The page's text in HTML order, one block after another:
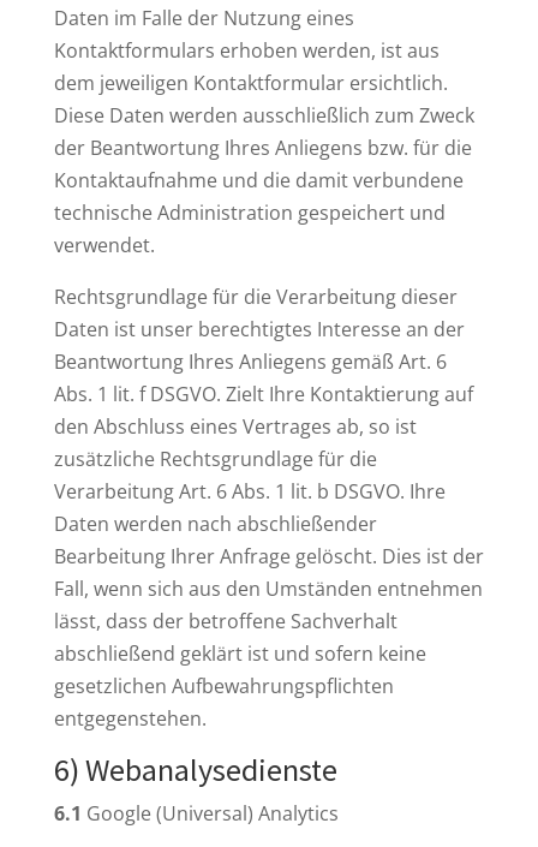
Daten im Falle der Nutzung eines
Kontaktformulars erhoben werden, ist aus
dem jeweiligen Kontaktformular ersichtlich.
Diese Daten werden ausschließlich zum Zweck
der Beantwortung Ihres Anliegens bzw. für die
Kontaktaufnahme und die damit verbundene
technische Administration gespeichert und
verwendet.
Rechtsgrundlage für die Verarbeitung dieser
Daten ist unser berechtigtes Interesse an der
Beantwortung Ihres Anliegens gemäß Art. 6
Abs. 1 lit. f DSGVO. Zielt Ihre Kontaktierung auf
den Abschluss eines Vertrages ab, so ist
zusätzliche Rechtsgrundlage für die
Verarbeitung Art. 6 Abs. 1 lit. b DSGVO. Ihre
Daten werden nach abschließender
Bearbeitung Ihrer Anfrage gelöscht. Dies ist der
Fall, wenn sich aus den Umständen entnehmen
lässt, dass der betroffene Sachverhalt
abschließend geklärt ist und sofern keine
gesetzlichen Aufbewahrungspflichten
entgegenstehen.
6) Webanalysedienste
6.1 Google (Universal) Analytics